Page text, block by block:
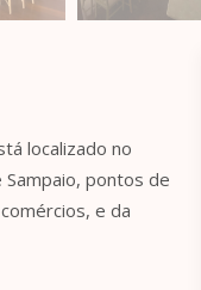
localizado no
pontos de
e da